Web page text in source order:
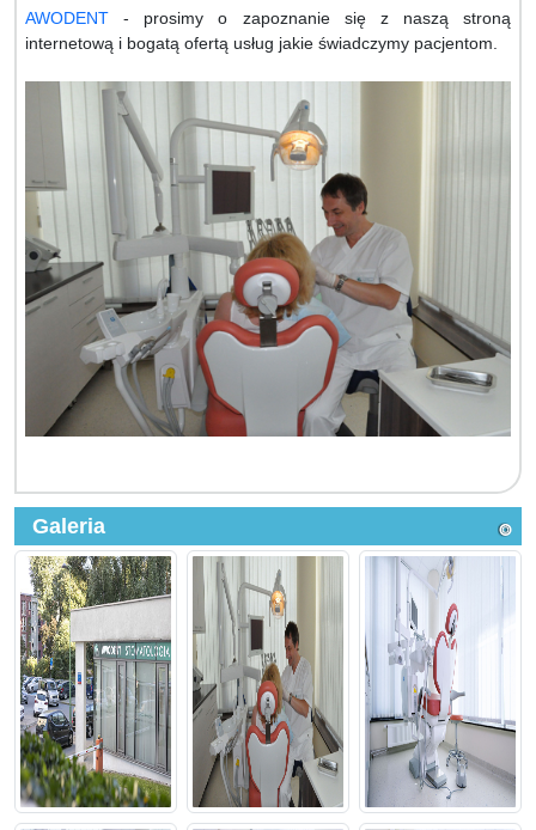
AWODENT - prosimy o zapoznanie się z naszą stroną
internetową i bogatą ofertą usług jakie świadczymy pacjentom.
Galeria